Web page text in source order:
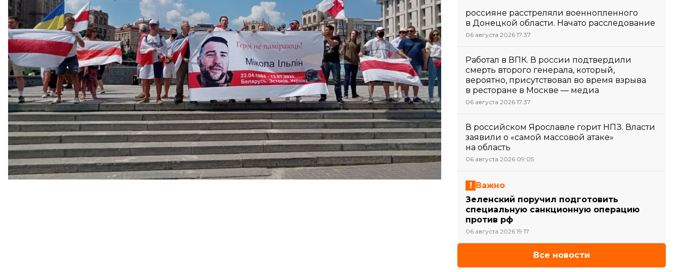
Об этом сообщает наша корреспондентка.
Организовало акцию «Движение солидарности белорусов "Разом"». Координатор Елена Талстая,
уроженка Минска, рассказала, что такие акции солидарности с белорусами происходят
еженедельно на Майдане Независимости. Но в этот раз провели также марш в память Николая
Илина.
россияне расстреляли военнопленного
в Донецкой области. Начато расследование
06 августа 2026 17:37
Работал в ВПК. В россии подтвердили
смерть второго генерала, который,
вероятно, присутствовал во время взрыва
в ресторане в Москве — медиа
06 августа 2026 17:37
В российском Ярославле горит НПЗ. Власти
заявили о «самой массовой атаке»
на область
06 августа 2026 09:05
Важно
Зеленский поручил подготовить
специальную санкционную операцию
против рф
06 августа 2026 19:17
Все новости